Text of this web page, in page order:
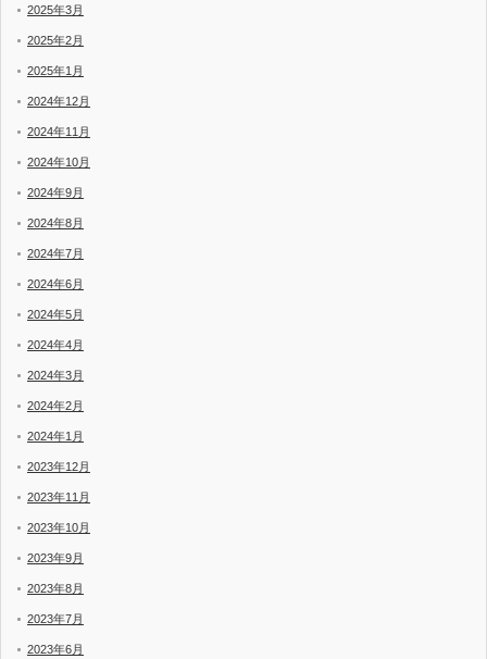
2025年3月
2025年2月
2025年1月
2024年12月
2024年11月
2024年10月
2024年9月
2024年8月
2024年7月
2024年6月
2024年5月
2024年4月
2024年3月
2024年2月
2024年1月
2023年12月
2023年11月
2023年10月
2023年9月
2023年8月
2023年7月
2023年6月